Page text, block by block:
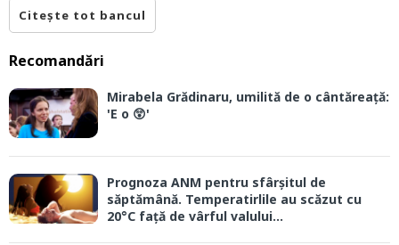
Citește tot bancul
Recomandări
Mirabela Grădinaru, umilită de o cântăreață:
'E o 😲'
Prognoza ANM pentru sfârșitul de
săptămână. Temperatirlile au scăzut cu
20°C față de vârful valului...